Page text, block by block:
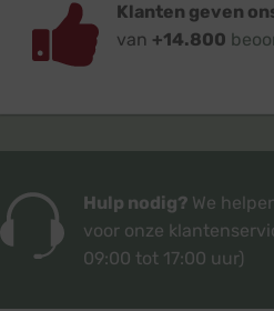
Klanten geven
van +14.800
Hulp nodig? We
voor onze
09:00 tot 17:00 uur)